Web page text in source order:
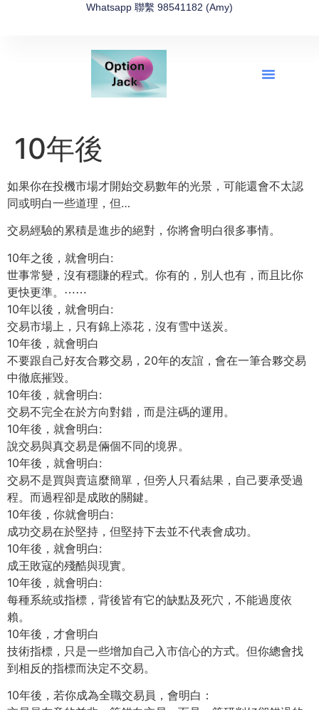
Whatsapp 聯繫 98541182 (Amy)
10年後
如果你在投機市場才開始交易數年的光景，可能還會不太認
同或明白一些道理，但…
交易經驗的累積是進步的絕對，你將會明白很多事情。
10年之後，就會明白:
世事常變，沒有穩賺的程式。你有的，別人也有，而且比你
更快更準。 ⋯⋯
10年以後，就會明白:
交易市場上，只有錦上添花，沒有雪中送炭。
10年後，就會明白
不要跟自己好友合夥交易，20年的友誼，會在一筆合夥交易
中徹底摧毀。
10年後，就會明白:
交易不完全在於方向對錯，而是注碼的運用。
10年後，就會明白:
說交易與真交易是倆個不同的境界。
10年後，就會明白:
交易不是買與賣這麼簡單，但旁人只看結果，自己要承受過
程。而過程卻是成敗的關鍵。
10年後，你就會明白:
成功交易在於堅持，但堅持下去並不代表會成功。
10年後，就會明白:
成王敗寇的殘酷與現實。
10年後，就會明白:
每種系統或指標，背後皆有它的缺點及死穴，不能過度依
賴。
10年後，才會明白
技術指標，只是一些增加自己入市信心的方式。但你總會找
到相反的指標而決定不交易。
10年後，若你成為全職交易員，會明白：